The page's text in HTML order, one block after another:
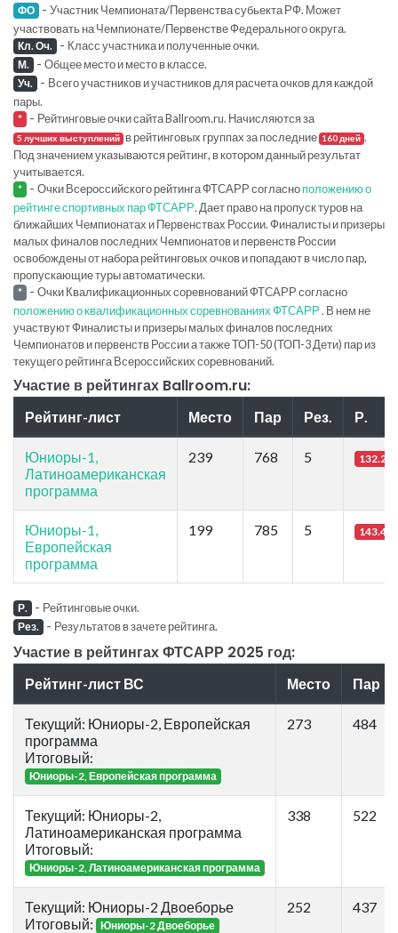
ФО - Участник Чемпионата/Первенства субьекта РФ. Может
участвовать на Чемпионате/Первенстве Федерального округа.
Кл. Оч. - Класс участника и полученные очки.
М. - Общее место и место в классе.
Уч. - Всего участников и участников для расчета очков для каждой
пары.
* - Рейтинговые очки сайта Ballroom.ru. Начисляются за
5 лучших выступлений в рейтинговых группах за последние 160 дней .
Под значением указываются рейтинг, в котором данный результат
учитывается.
* - Очки Всероссийского рейтинга ФТСАРР согласноположению о
рейтинге спортивных пар ФТСАРР. Дает право на пропуск туров на
ближайших Чемпионатах и Первенствах России. Финалисты и призеры
малых финалов последних Чемпионатов и первенств России
освобождены от набора рейтинговых очков и попадают в число пар,
пропускающие туры автоматически.
* - Очки Квалификационных соревнований ФТСАРР согласно
положению о квалификационных соревнованиях ФТСАРР. В нем не
участвуют Финалисты и призеры малых финалов последних
Чемпионатов и первенств России а также ТОП-50 (ТОП-3 Дети) пар из
текущего рейтинга Всероссийских соревнований.
Участие в рейтингах Ballroom.ru:
Рейтинг-лист Место Пар Рез. Р.
Юниоры-1,
Латиноамериканская
программа
239 768 5 132.29
Юниоры-1,
Европейская
программа
199 785 5 143.45
Р. - Рейтинговые очки.
Рез. - Результатов в зачете рейтинга.
Участие в рейтингах ФТСАРР 2025 год:
Рейтинг-лист ВС Место Пар
Текущий: Юниоры-2, Европейская
программа
Итоговый:
Юниоры-2, Европейская программа
273 484
Текущий: Юниоры-2,
Латиноамериканская программа
Итоговый:
Юниоры-2, Латиноамериканская программа
338 522
Текущий: Юниоры-2 Двоеборье
Итоговый: Юниоры-2 Двоеборье
252 437